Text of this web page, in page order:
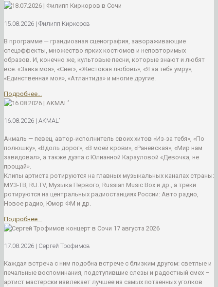
15.08.2026 | Филипп Киркоров
В программе — грандиозная сценография, завораживающие
спецэффекты, множество ярких костюмов и неповторимых
образов. И, конечно же, культовые песни, которые знают и любят
все: «Зайка моя», «Снег», «Жестокая любовь», «Я за тебя умру»,
«Единственная моя», «Атлантида» и многие другие.
Подробнее...
16.08.2026 | AKMAL’
Акмаль — певец, автор-исполнитель своих хитов «Из-за тебя», «По
полюшку», «Вдоль дорог», «В моей крови», «Раневская», «Мир нам
завидовал», а также дуэта с Юлианной Карауловой «Девочка, не
прощай».
Клипы артиста ротируются на главных музыкальных каналах страны:
МУЗ-ТВ, RU.TV, Музыка Первого, Russian Music Box и др., а треки
ротируются на центральных радиостанциях России: Авто радио,
Новое радио, Юмор ФМ и др.
Подробнее...
17.08.2026 | Сергей Трофимов
Каждая встреча с ним подобна встрече с близким другом: светлые и
печальные воспоминания, подступившие слезы и радостный смех –
артист мастерски извлекает лучшее из самых потаенных уголков